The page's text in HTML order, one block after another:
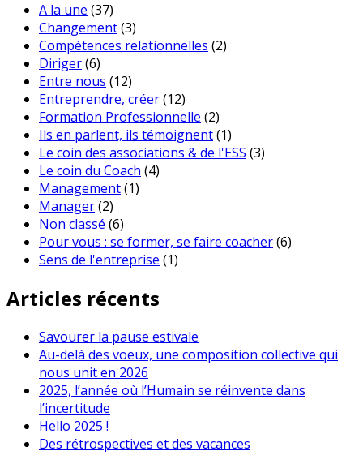
A la une (37)
Changement(3)
Compétences relationnelles (2)
Diriger(6)
Entre nous (12)
Entreprendre, créer(12)
Formation Professionnelle (2)
Ils en parlent, ils témoignent(1)
Le coin des associations & de l'ESS (3)
Le coin du Coach (4)
Management(1)
Manager(2)
Non classé (6)
Pour vous : se former, se faire coacher(6)
Sens de l'entreprise (1)
Articles récents
Savourer la pause estivale
Au-delà des voeux, une composition collective qui
nous unit en 2026
2025, l’année où l’Humain se réinvente dans
l’incertitude
Hello 2025 !
Des rétrospectives et des vacances